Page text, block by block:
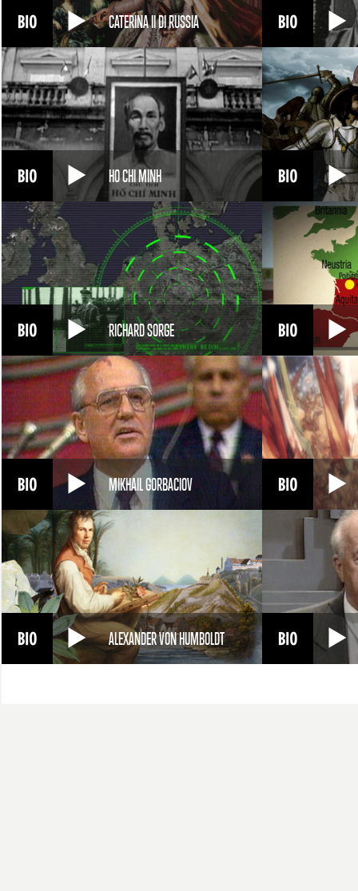
CATERINA II DI RUSSIA
HO CHI MINH
RICHARD SORGE
MIKHAIL GORBACIOV
ALEXANDER VON HUMBOLDT